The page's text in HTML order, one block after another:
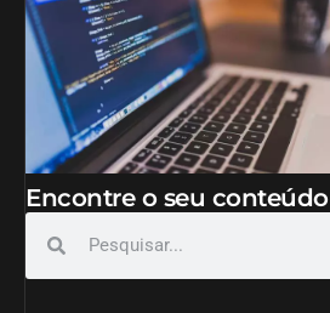
Encontre o seu conteúdo